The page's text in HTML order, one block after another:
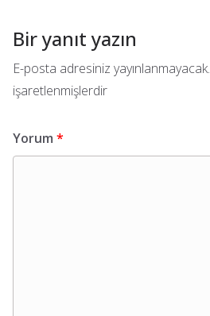
Bir yanıt yazın
E-posta adresiniz yayınlanmayacak.
işaretlenmişlerdir
Yorum *